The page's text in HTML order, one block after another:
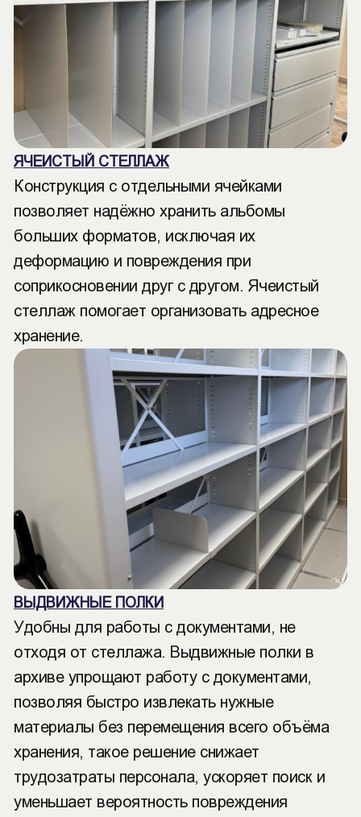
ЯЧЕИСТЫЙ СТЕЛЛАЖ
Конструкция с отдельными ячейками
позволяет надёжно хранить альбомы
больших форматов, исключая их
деформацию и повреждения при
соприкосновении друг с другом. Ячеистый
стеллаж помогает организовать адресное
хранение.
ВЫДВИЖНЫЕ ПОЛКИ
Удобны для работы с документами, не
отходя от стеллажа. Выдвижные полки в
архиве упрощают работу с документами,
позволяя быстро извлекать нужные
материалы без перемещения всего объёма
хранения, такое решение снижает
трудозатраты персонала, ускоряет поиск и
уменьшает вероятность повреждения